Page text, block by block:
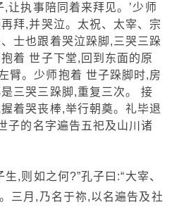
,让执事陪同着来拜见。’少师
拜,并哭泣。太祝、太宰、宗
士也跟着哭泣跺脚,三哭三跺
着 世子下堂,回到东面的原
臂。少师抱着 世子跺脚时,房
三哭三跺脚,重复三次。 接
着哭丧棒,举行朝奠。礼毕退
子的名字遍告五祀及山川诸
,则如之何?”孔子曰:“大宰、
。三月,乃名于祢,以名遍告及社